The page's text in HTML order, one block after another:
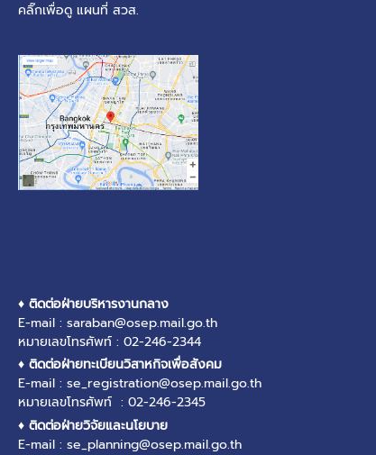
คลิ๊กเพื่อดู แผนที่ สวส.
♦ ติดต่อฝ่ายบริหารงานกลาง
E-mail : saraban@osep.mail.go.th
หมายเลขโทรศัพท์ : 02-246-2344
♦ ติดต่อฝ่ายทะเบียนวิสาหกิจเพื่อสังคม
E-mail : se_registration@osep.mail.go.th
หมายเลขโทรศัพท์ : 02-246-2345
♦ ติดต่อฝ่ายวิจัยและนโยบาย
E-mail : se_planning@osep.mail.go.th